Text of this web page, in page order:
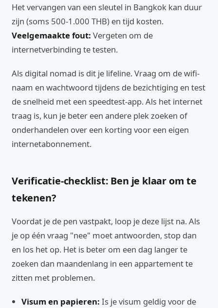
Het vervangen van een sleutel in Bangkok kan duur
zijn (soms 500-1.000 THB) en tijd kosten.
Veelgemaakte fout: Vergeten om de
internetverbinding te testen.
Als digital nomad is dit je lifeline. Vraag om de wifi-
naam en wachtwoord tijdens de bezichtiging en test
de snelheid met een speedtest-app. Als het internet
traag is, kun je beter een andere plek zoeken of
onderhandelen over een korting voor een eigen
internetabonnement.
Verificatie-checklist: Ben je klaar om te
tekenen?
Voordat je de pen vastpakt, loop je deze lijst na. Als
je op één vraag "nee" moet antwoorden, stop dan
en los het op. Het is beter om een dag langer te
zoeken dan maandenlang in een appartement te
zitten met problemen.
Visum en papieren: Is je visum geldig voor de